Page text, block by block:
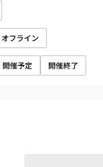
オフライン
開催予定 開催終了